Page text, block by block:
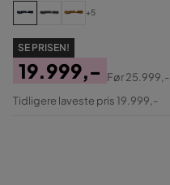
+5
SE PRISEN!
Pris
19.999,-
Original
Før25.999,-
Tidligere laveste pris 19.999,-